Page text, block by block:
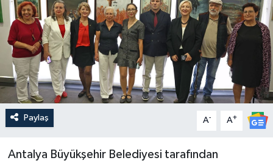
Paylaş A- A+
Antalya Büyükşehir Belediyesi tarafından
Sağlık & Yaşam
Siyaset
Spor